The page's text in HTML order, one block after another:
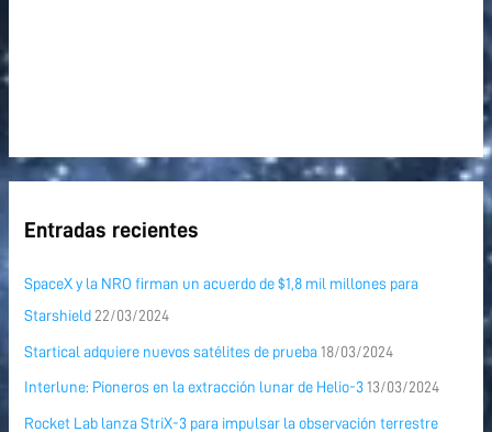
Entradas recientes
SpaceX y la NRO firman un acuerdo de $1,8 mil millones para
Starshield 22/03/2024
Startical adquiere nuevos satélites de prueba 18/03/2024
Interlune: Pioneros en la extracción lunar de Helio-3 13/03/2024
Rocket Lab lanza StriX-3 para impulsar la observación terrestre